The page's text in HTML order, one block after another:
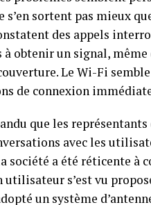
sortent pas mieux
des appels
obtenir un signal, même
Le Wi-Fi
de connexion
que les
avec les
société a été réticente à
utilisateur s’est vu
un système